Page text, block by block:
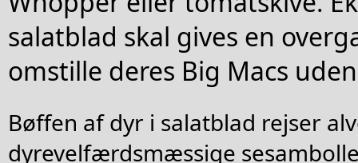
salatblad skal gives en
omstille deres Big Macs
Bøffen af dyr i salatblad rejser
dyrevelfærdsmæssige